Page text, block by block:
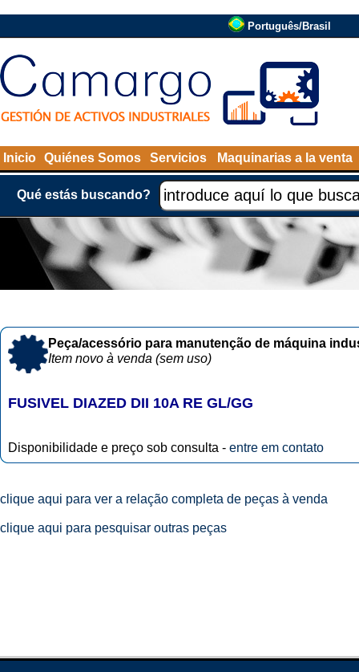
Português/Brasil
Inicio Quiénes Somos Servicios Maquinarias a la venta
Qué estás buscando?
Peça/acessório para manutenção de máquina
Item novo à venda (sem uso)
FUSIVEL DIAZED DII 10A RE GL/GG
Disponibilidade e preço sob consulta - entre em contato
clique aqui para ver a relação completa de peças à venda
clique aqui para pesquisar outras peças